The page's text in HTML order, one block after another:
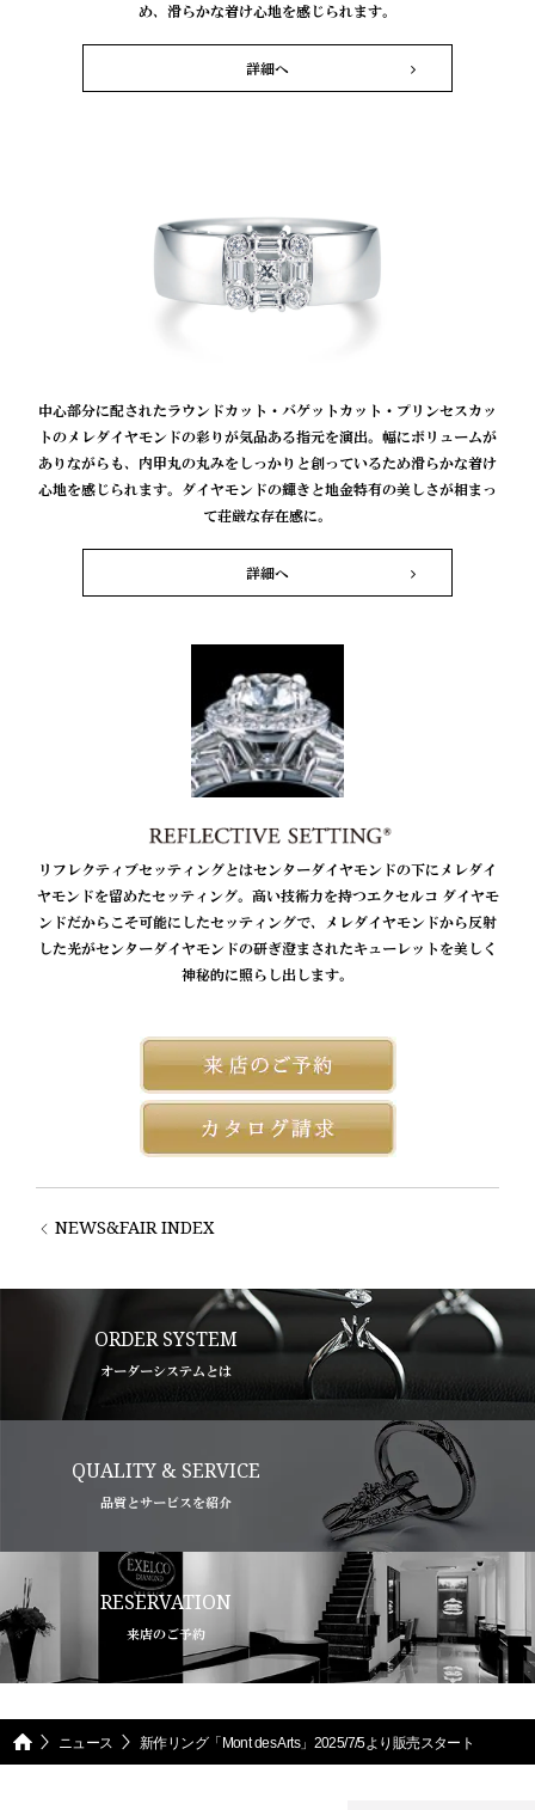
め、滑らかな着け心地を感じられます。
詳細へ
中心部分に配されたラウンドカット・バゲットカット・プリンセスカッ
トのメレダイヤモンドの彩りが気品ある指元を演出。幅にボリュームが
ありながらも、内甲丸の丸みをしっかりと創っているため滑らかな着け
心地を感じられます。ダイヤモンドの輝きと地金特有の美しさが相まっ
て荘厳な存在感に。
詳細へ
リフレクティブセッティングとはセンターダイヤモンドの下にメレダイ
ヤモンドを留めたセッティング。高い技術力を持つエクセルコ ダイヤモ
ンドだからこそ可能にしたセッティングで、メレダイヤモンドから反射
した光がセンターダイヤモンドの研ぎ澄まされたキューレットを美しく
神秘的に照らし出します。
NEWS&FAIR INDEX
ORDER SYSTEM
オーダーシステムとは
QUALITY & SERVICE
品質とサービスを紹介
RESERVATION
来店のご予約
ニュース 新作リング「Mont des Arts」2025/7/5より販売スタート